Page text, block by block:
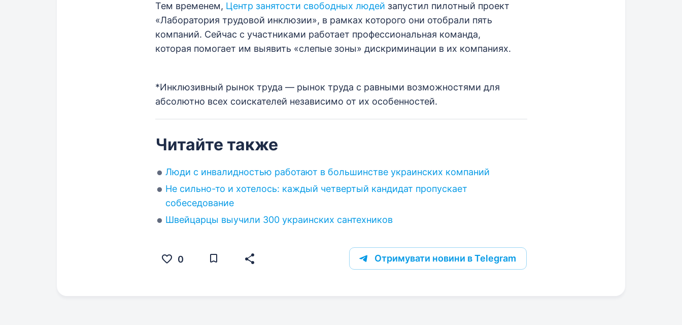
Тем временем, Центр занятости свободных людей запустил пилотный проект
«Лаборатория трудовой инклюзии», в рамках которого они отобрали пять
компаний. Сейчас с участниками работает профессиональная команда,
которая помогает им выявить «слепые зоны» дискриминации в их компаниях.
*Инклюзивный рынок труда — рынок труда с равными возможностями для
абсолютно всех соискателей независимо от их особенностей.
Читайте также
Люди с инвалидностью работают в большинстве украинских компаний
Не сильно-то и хотелось: каждый четвертый кандидат пропускает
собеседование
Швейцарцы выучили 300 украинских сантехников
0 Отримувати новини в Telegram